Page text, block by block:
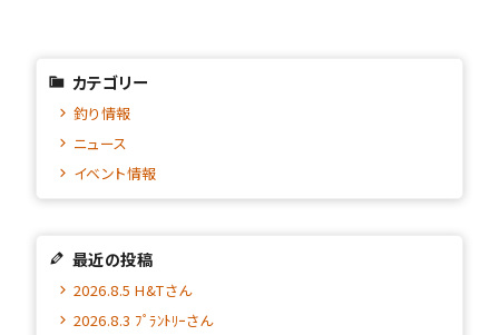
カテゴリー
釣り情報
ニュース
イベント情報
最近の投稿
2026.8.5 H&Tさん
2026.8.3 ﾌﾟﾗﾝﾄﾘｰさん